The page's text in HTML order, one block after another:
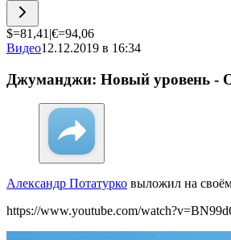
$=81,41 |€=94,06
Видео12.12.2019 в 16:34
Джуманджи: Новый уровень -
Александр Потатурко выложил на
https://www.youtube.com/